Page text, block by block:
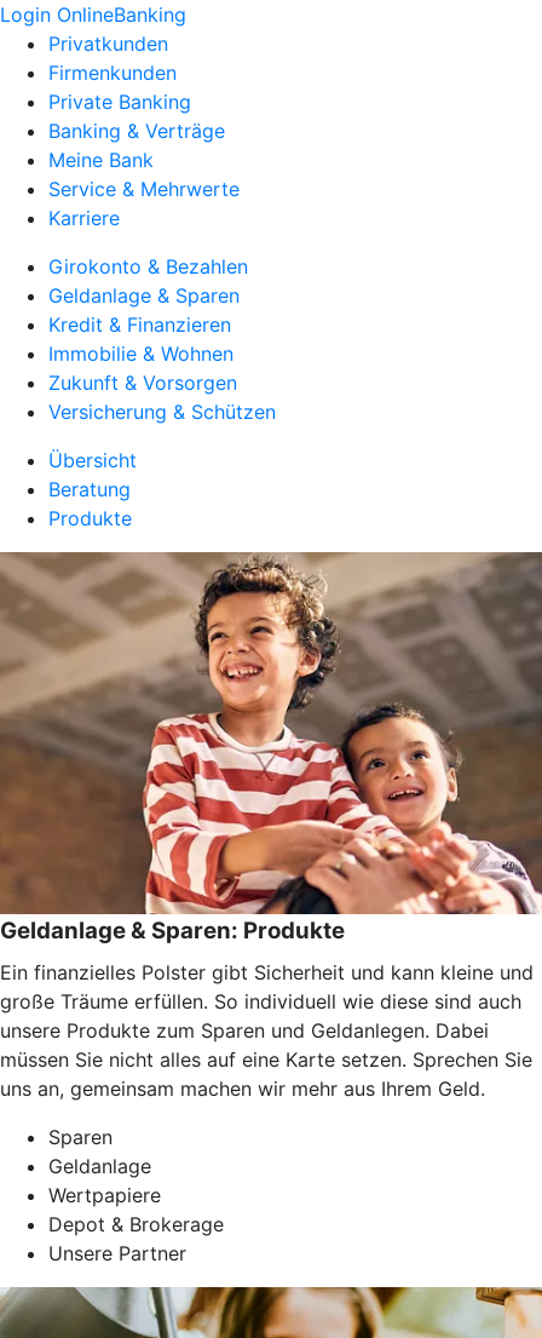
Login OnlineBanking
Privatkunden
Firmenkunden
Private Banking
Banking & Verträge
Meine Bank
Service & Mehrwerte
Karriere
Girokonto & Bezahlen
Geldanlage & Sparen
Kredit & Finanzieren
Immobilie & Wohnen
Zukunft & Vorsorgen
Versicherung & Schützen
Übersicht
Beratung
Produkte
Geldanlage & Sparen: Produkte
Ein finanzielles Polster gibt Sicherheit und kann kleine und
große Träume erfüllen. So individuell wie diese sind auch
unsere Produkte zum Sparen und Geldanlegen. Dabei
müssen Sie nicht alles auf eine Karte setzen. Sprechen Sie
uns an, gemeinsam machen wir mehr aus Ihrem Geld.
Sparen
Geldanlage
Wertpapiere
Depot & Brokerage
Unsere Partner